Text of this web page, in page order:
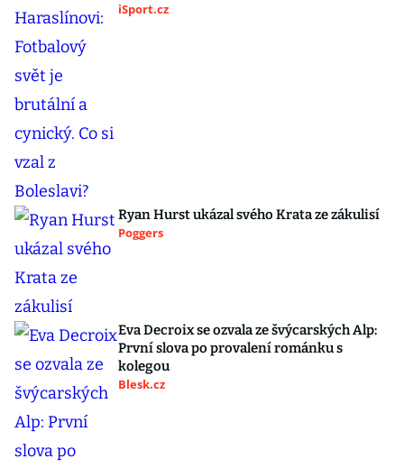
iSport.cz
Ryan Hurst ukázal svého Krata ze zákulisí
Poggers
Eva Decroix se ozvala ze švýcarských Alp:
První slova po provalení románku s
kolegou
Blesk.cz